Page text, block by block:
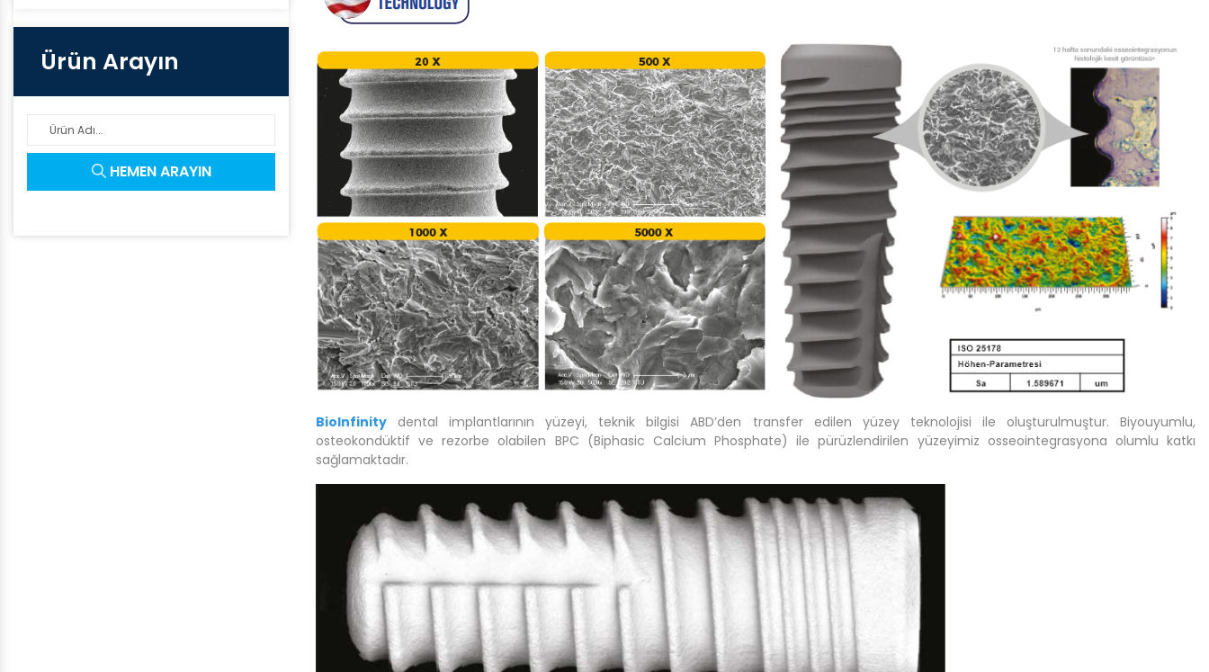
Ürün Arayın
HEMEN ARAYIN
BioInfinity dental implantlarının yüzeyi, teknik bilgisi ABD’den transfer edilen yüzey teknolojisi ile oluşturulmuştur. Biyouyumlu,
osteokondüktif ve rezorbe olabilen BPC (Biphasic Calcium Phosphate) ile pürüzlendirilen yüzeyimiz osseointegrasyona olumlu katkı
sağlamaktadır.